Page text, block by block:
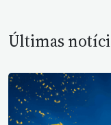
Últimas